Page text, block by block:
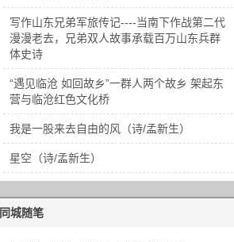
写作山东兄弟军旅传记----当南下作战第二代
漫漫老去，兄弟双人故事承载百万山东兵群
体史诗
“遇见临沧 如回故乡”一群人两个故乡 架起东
营与临沧红色文化桥
我是一股来去自由的风（诗/孟新生）
星空（诗/孟新生）
同城随笔